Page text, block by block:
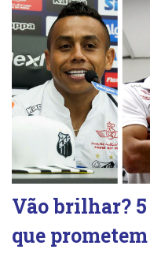
Vão brilhar? 5
que